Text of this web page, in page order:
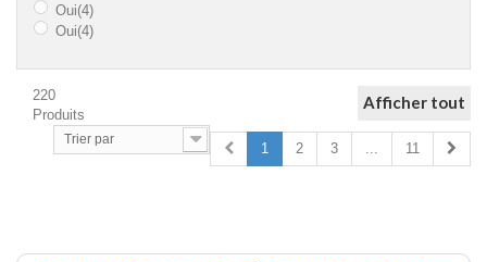
Oui(4)
Oui(4)
220
Produits
Afficher tout
1 2 3 11
Trier par